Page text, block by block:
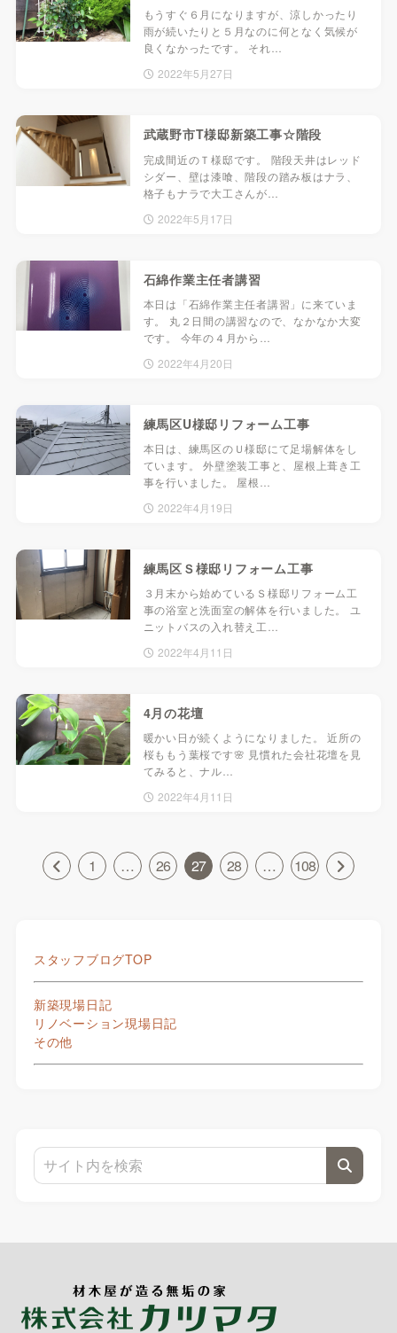
もうすぐ６月になりますが、涼しかったり
雨が続いたりと５月なのに何となく気候が
良くなかったです。 それ…
2022年5月27日
武蔵野市T様邸新築工事☆階段
完成間近のＴ様邸です。 階段天井はレッド
シダー、壁は漆喰、階段の踏み板はナラ、
格子もナラで大工さんが…
2022年5月17日
石綿作業主任者講習
本日は「石綿作業主任者講習」に来ていま
す。 丸２日間の講習なので、なかなか大変
です。 今年の４月から…
2022年4月20日
練馬区U様邸リフォーム工事
本日は、練馬区のＵ様邸にて足場解体をし
ています。 外壁塗装工事と、屋根上葺き工
事を行いました。 屋根…
2022年4月19日
練馬区Ｓ様邸リフォーム工事
３月末から始めているＳ様邸リフォーム工
事の浴室と洗面室の解体を行いました。 ユ
ニットバスの入れ替え工…
2022年4月11日
4月の花壇
暖かい日が続くようになりました。 近所の
桜ももう葉桜です🌸 見慣れた会社花壇を見
てみると、ナル…
2022年4月11日
1 … 26 27 28 … 108
スタッフブログTOP
新築現場日記
リノベーション現場日記
その他